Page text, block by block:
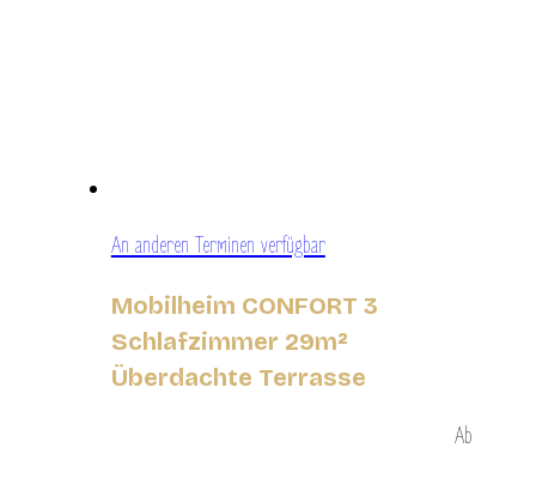
An anderen Terminen verfügbar
Mobilheim CONFORT 3
Schlafzimmer 29m²
Überdachte Terrasse
Ab